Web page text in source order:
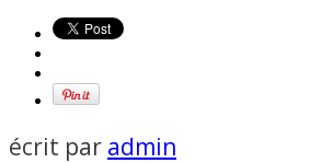
écrit par admin